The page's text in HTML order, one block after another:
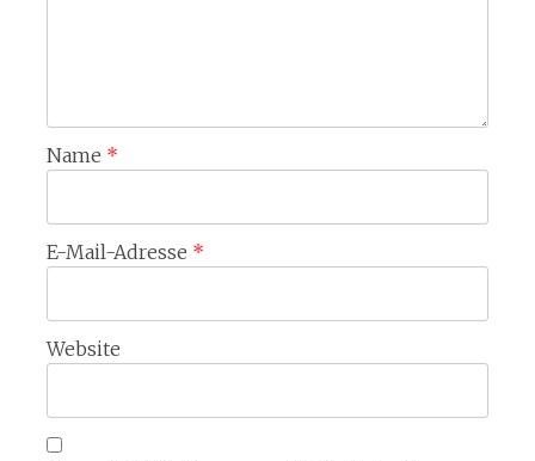
Name *
E-Mail-Adresse *
Website